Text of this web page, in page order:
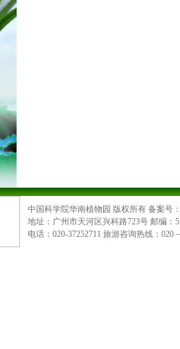
中国科学院华南植物园 版权所有 备案号
地址：广州市天河区兴科路723号 邮编：
电话：020-37252711 旅游咨询热线：020